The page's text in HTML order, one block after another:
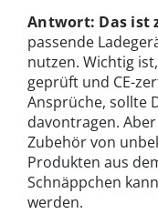
Antwort: Das ist
passende
nutzen. Wichtig
geprüft und CE-
Ansprüche, sollte
davontragen.
Zubehör von
Produkten aus
Schnäppchen
werden.